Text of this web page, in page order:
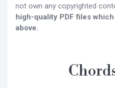
not own any copyrighted
high-quality PDF files
above.